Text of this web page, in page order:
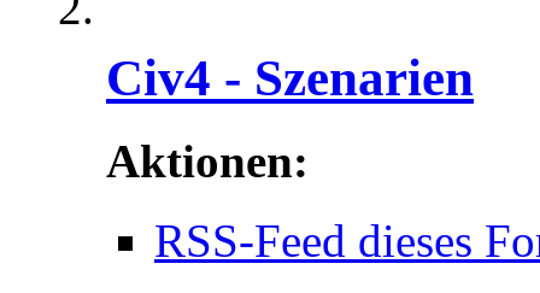
Civ4 - Szenarien
Aktionen:
RSS-Feed dieses